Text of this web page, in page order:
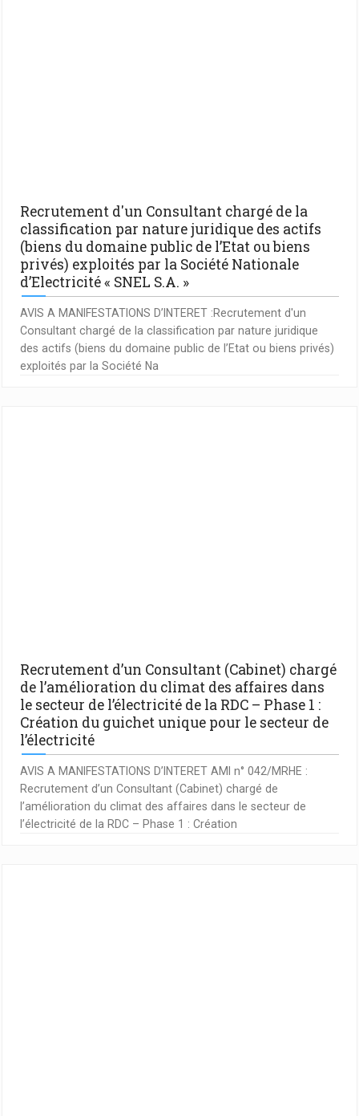
Recrutement d'un Consultant chargé de la
classification par nature juridique des actifs
(biens du domaine public de l’Etat ou biens
privés) exploités par la Société Nationale
d’Electricité « SNEL S.A. »
AVIS A MANIFESTATIONS D’INTERET :Recrutement d'un
Consultant chargé de la classification par nature juridique
des actifs (biens du domaine public de l’Etat ou biens privés)
exploités par la Société Na
Recrutement d’un Consultant (Cabinet) chargé
de l’amélioration du climat des affaires dans
le secteur de l’électricité de la RDC – Phase 1 :
Création du guichet unique pour le secteur de
l’électricité
AVIS A MANIFESTATIONS D’INTERET AMI n° 042/MRHE :
Recrutement d’un Consultant (Cabinet) chargé de
l’amélioration du climat des affaires dans le secteur de
l’électricité de la RDC – Phase 1 : Création